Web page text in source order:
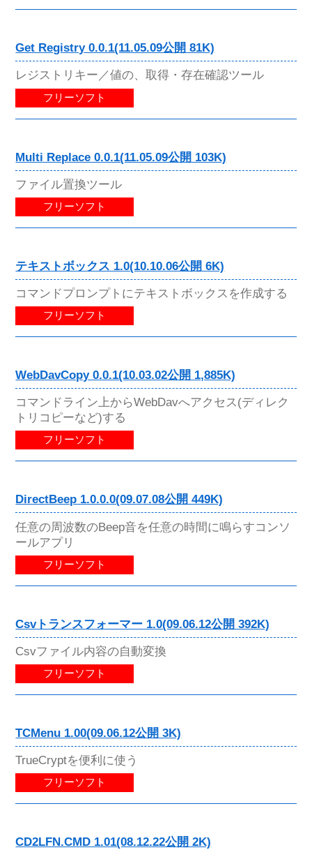
Get Registry 0.0.1(11.05.09公開 81K)
レジストリキー／値の、取得・存在確認ツール
フリーソフト
Multi Replace 0.0.1(11.05.09公開 103K)
ファイル置換ツール
フリーソフト
テキストボックス 1.0(10.10.06公開 6K)
コマンドプロンプトにテキストボックスを作成する
フリーソフト
WebDavCopy 0.0.1(10.03.02公開 1,885K)
コマンドライン上からWebDavへアクセス(ディレク
トリコピーなど)する
フリーソフト
DirectBeep 1.0.0.0(09.07.08公開 449K)
任意の周波数のBeep音を任意の時間に鳴らすコンソ
ールアプリ
フリーソフト
Csvトランスフォーマー 1.0(09.06.12公開 392K)
Csvファイル内容の自動変換
フリーソフト
TCMenu 1.00(09.06.12公開 3K)
TrueCryptを便利に使う
フリーソフト
CD2LFN.CMD 1.01(08.12.22公開 2K)